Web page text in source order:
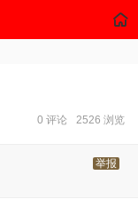
2526 浏览
0 评论
举报